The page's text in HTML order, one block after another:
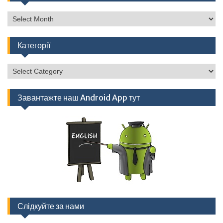
Архів
Категорії
Категорії
Завантажте наш Android App тут
Слідкуйте за нами